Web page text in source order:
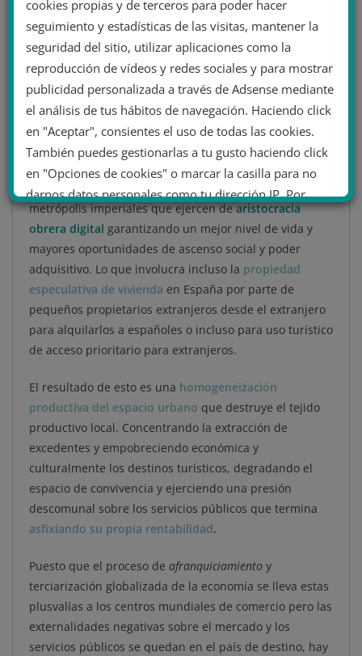
acumulación, extracción y exportación de plusvalías
(directas y externalizadas).
Esto no se limita a la burguesía. Las clases trabajadoras
de países ricos con mayor poder adquisitivo que las
clases trabajadoras de los destinos turísticos tienen la
posibilidad de desarrollar su actividad turística desde
una posición social superior a la de su país de origen,
lo que ha derivado gracias a la sociedad digital en la
noción de “nómadas digitales”: trabajadores de
metrópolis imperiales que ejercen dearistocracia
obrera digital garantizando un mejor nivel de vida y
mayores oportunidades de ascenso social y poder
adquisitivo. Lo que involucra incluso la propiedad
especulativa de vivienda en España por parte de
pequeños propietarios extranjeros desde el extranjero
para alquilarlos a españoles o incluso para uso turístico
de acceso prioritario para extranjeros.
El resultado de esto es una homogeneización
productiva del espacio urbano que destruye el tejido
productivo local. Concentrando la extracción de
excedentes y empobreciendo económica y
culturalmente los destinos turísticos, degradando el
espacio de convivencia y ejerciendo una presión
descomunal sobre los servicios públicos que termina
asfixiando su propia rentabilidad.
Puesto que el proceso de afranquiciamiento y
terciarización globalizada de la economía se lleva estas
plusvalías a los centros mundiales de comercio pero las
externalidades negativas sobre el mercado y los
servicios públicos se quedan en el país de destino, hay
cookies propias y de terceros para poder hacer
seguimiento y estadísticas de las visitas, mantener la
seguridad del sitio, utilizar aplicaciones como la
reproducción de vídeos y redes sociales y para mostrar
publicidad personalizada a través de Adsense mediante
el análisis de tus hábitos de navegación. Haciendo click
en "Aceptar", consientes el uso de todas las cookies.
También puedes gestionarlas a tu gusto haciendo click
en "Opciones de cookies" o marcar la casilla para no
darnos datos personales como tu dirección IP. Por
último, puedes leer nuestra Política de cookies.
No dar mi información personal
Opciones de cookies Aceptar cookies
Rechazar cookies Política de cookies